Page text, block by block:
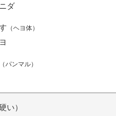
ダ
（ヘヨ体）
（パンマル）
い）